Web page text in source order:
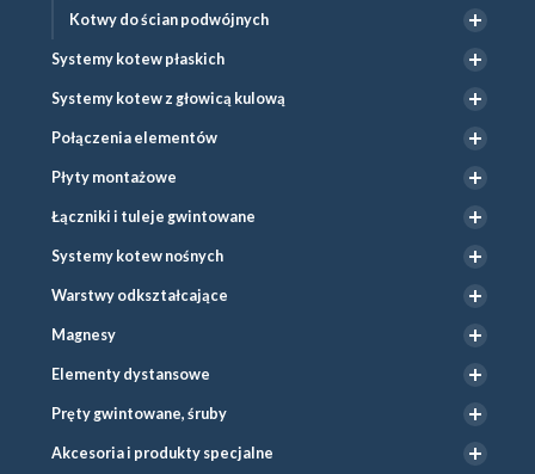
Kotwy do ścian podwójnych
Systemy kotew płaskich
Systemy kotew z głowicą kulową
Połączenia elementów
Płyty montażowe
Łączniki i tuleje gwintowane
Systemy kotew nośnych
Warstwy odkształcające
Magnesy
Elementy dystansowe
Pręty gwintowane, śruby
Akcesoria i produkty specjalne